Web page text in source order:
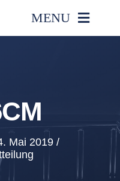
MENU
Mai 2019 /